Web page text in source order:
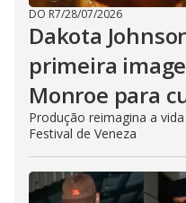
DO R7/28/07/2026
Dakota
primeira
Monroe para
Produção reimagina a
Festival de Veneza